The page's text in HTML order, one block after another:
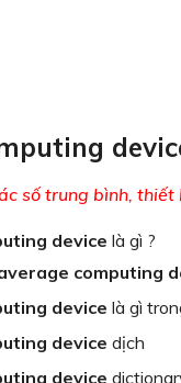
số trung bình,
device là gì ?
computing
device là gì
device dịch
device